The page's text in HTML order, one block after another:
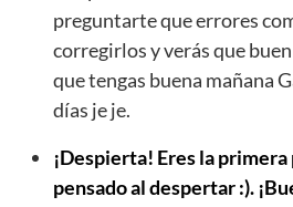
preguntarte que errores
corregirlos y verás que buen
que tengas buena mañana
días je je.
¡Despierta! Eres la primera
pensado al despertar :).